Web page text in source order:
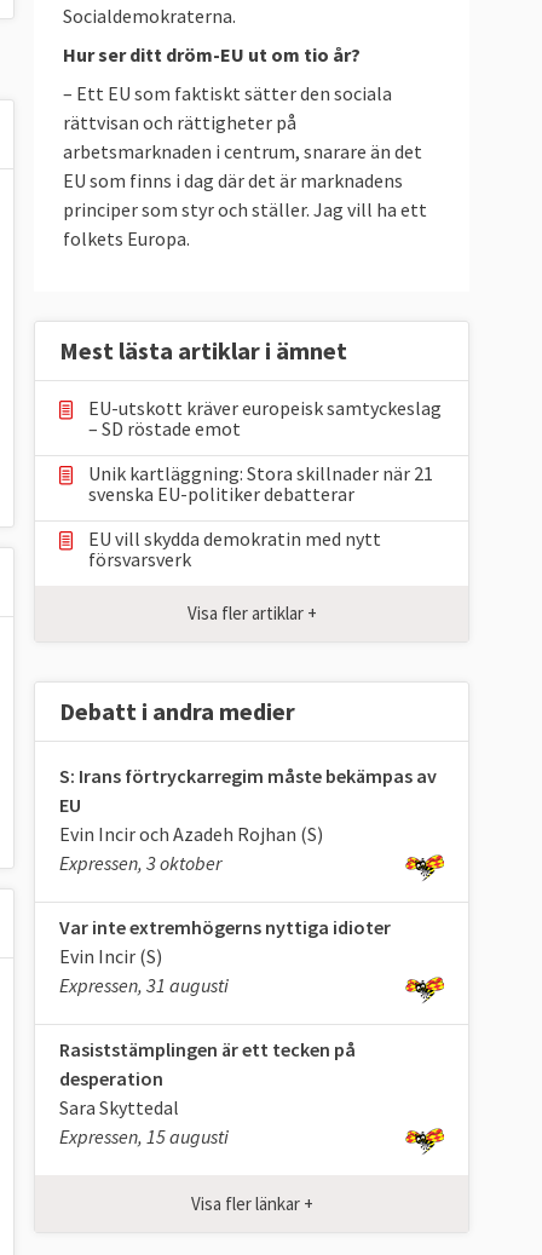
Socialdemokraterna.
Hur ser ditt dröm-EU ut om tio år?
– Ett EU som faktiskt sätter den sociala
rättvisan och rättigheter på
arbetsmarknaden i centrum, snarare än det
EU som finns i dag där det är marknadens
principer som styr och ställer. Jag vill ha ett
folkets Europa.
Mest lästa artiklar i ämnet
EU-utskott kräver europeisk samtyckeslag
– SD röstade emot
Unik kartläggning: Stora skillnader när 21
svenska EU-politiker debatterar
EU vill skydda demokratin med nytt
försvarsverk
Visa fler artiklar +
Debatt i andra medier
S: Irans förtryckarregim måste bekämpas av
EU
Evin Incir och Azadeh Rojhan (S)
Expressen, 3 oktober
Var inte extremhögerns nyttiga idioter
Evin Incir (S)
Expressen, 31 augusti
Rasiststämplingen är ett tecken på
desperation
Sara Skyttedal
Expressen, 15 augusti
Visa fler länkar +